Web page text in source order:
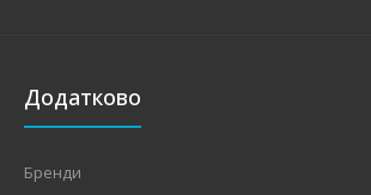
Додатково
Бренди